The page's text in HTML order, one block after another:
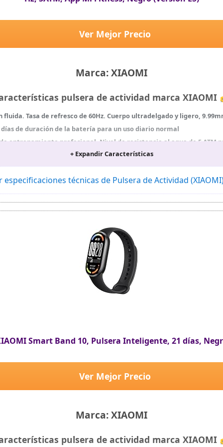
Marca: XIAOMI
Ver Mejor Precio
pulsera de actividad marca
fluida. Tasa de refresco de 60Hz. Cuerpo ultradelgado y ligero,
de duración de la batería para un uso diario normal
entrenamiento profesional. Nivel de resistencia al agua de 5 ATM
de la frecuencia cardíaca durante todo el día. Monitorización de
Correas luminosas para mejorar la seguridad y visibilidad. Más de
foto durante actividad nocturna
+ Expandir Características
especificaciones técnicas de Pulsera de Actividad
Smart Band 10, Pulsera Inteligente, 21 días,
Marca: XIAOMI
Ver Mejor Precio
pulsera de actividad marca